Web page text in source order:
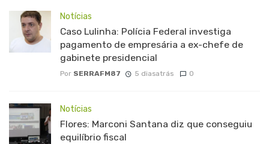
Notícias
Caso Lulinha: Polícia Federal investiga
pagamento de empresária a ex-chefe de
gabinete presidencial
Por SERRAFM87 5 diasatrás 0
Notícias
Flores: Marconi Santana diz que conseguiu
equilíbrio fiscal